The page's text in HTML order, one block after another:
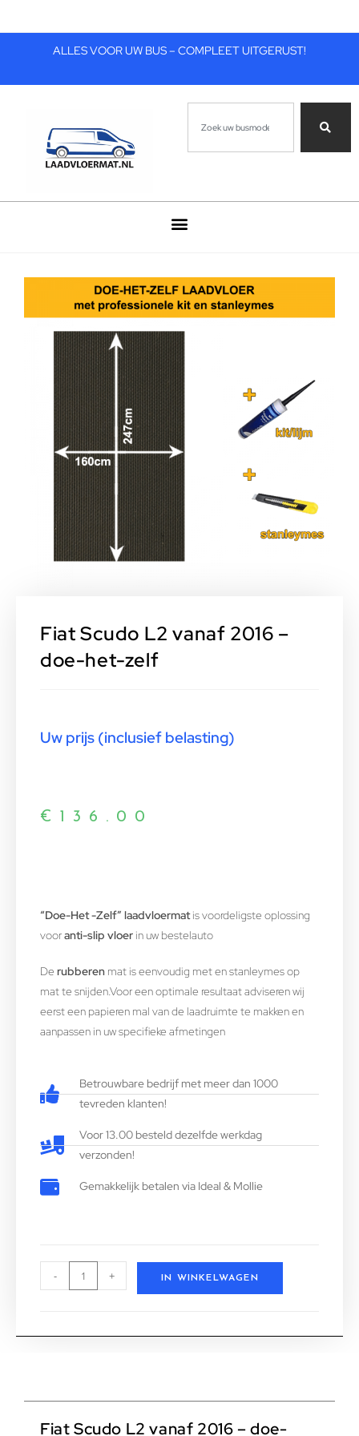
ALLES VOOR UW BUS – COMPLEET UITGERUST!
Fiat Scudo L2 vanaf 2016 –
doe-het-zelf
Uw prijs (inclusief belasting)
€ 136.00
“Doe-Het -Zelf” laadvloermatis voordeligste oplossing
vooranti-slip vloer in uw bestelauto
De rubberen mat is eenvoudig met en stanleymes op
mat te snijden.Voor een optimale resultaat adviseren wij
eerst een papieren mal van de laadruimte te makken en
aanpassen in uw specifieke afmetingen
Betrouwbare bedrijf met meer dan 1000
tevreden klanten!
Voor 13.00 besteld dezelfde werkdag
verzonden!
Gemakkelijk betalen via Ideal & Mollie
- + IN WINKELWAGEN
Fiat Scudo L2 vanaf 2016 – doe-